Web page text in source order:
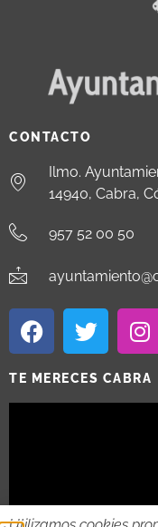
CONTACTO
Ilmo.
14940, Cabra,
957 52 00 50
TE MERECES CABRA